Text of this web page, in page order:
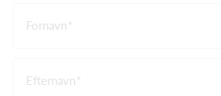
Fornavn
Efternavn